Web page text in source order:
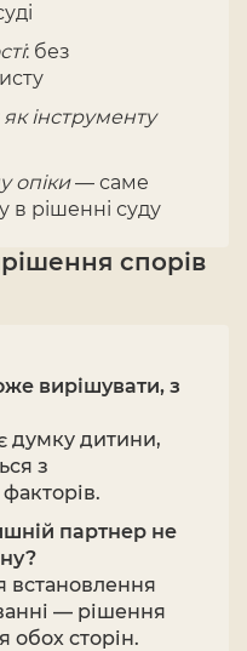
: без
інструменту
опіки— саме
в рішенні суду
спорів
вирішувати, з
думку дитини,
з
партнер не
встановлення
— рішення
обох сторін.